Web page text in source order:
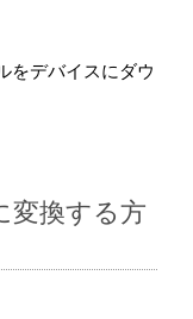
をデバイスにダウ
変換する方